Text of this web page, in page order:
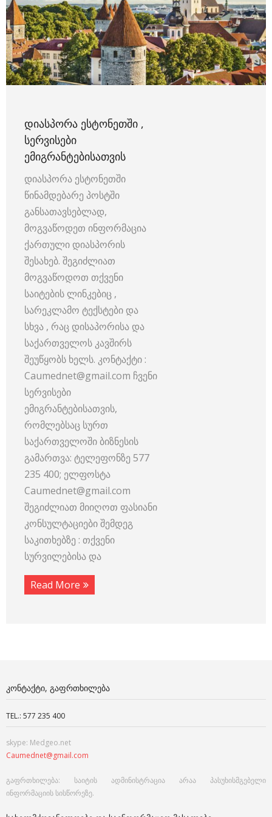
ᲓᲘᲐᲡᲞᲝᲠᲐ ᲔᲡᲢᲝᲜᲔᲗᲨᲘ ,
ᲡᲔᲠᲕᲘᲡᲔᲑᲘ
ᲔᲛᲘᲒᲠᲐᲜᲢᲔᲑᲘᲡᲐᲗᲕᲘᲡ
დიასპორა ესტონეთში
წინამდებარე პოსტში
განსათავსებლად,
მოგვაწოდეთ ინფორმაცია
ქართული დიასპორის
შესახებ. შეგიძლიათ
მოგვაწოდოთ თქვენი
საიტების ლინკებიც ,
სარეკლამო ტექსტები და
სხვა , რაც დისაპორისა და
საქართველოს კავშირს
შეუწყობს ხელს. კონტაქტი :
Caumednet@gmail.com ჩვენი
სერვისები
ემიგრანტებისათვის,
რომლებსაც სურთ
საქართველოში ბიზნესის
გამართვა: ტელეფონზე 577
235 400; ელფოსტა
Caumednet@gmail.com
შეგიძლიათ მიიღოთ ფასიანი
კონსულტაციები შემდეგ
საკითხებზე : თქვენი
სურვილებისა და
Read More
ᲙᲝᲜᲢᲐᲥᲢᲘ, ᲒᲐᲤᲠᲗᲮᲘᲚᲔᲑᲐ
TEL.: 577 235 400
skype: Medgeo.net
Caumednet@gmail.com
გაფრთხილება: საიტის ადმინისტრაცია არაა პასუხისმგებელი
ინფორმაციის სისწორეზე.